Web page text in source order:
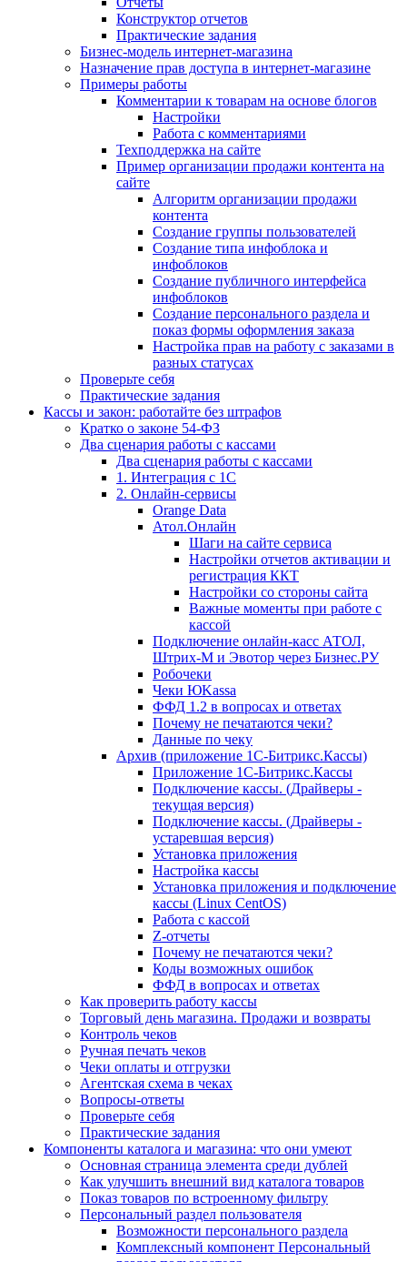
Конструктор отчетов
Практические задания
Бизнес-модель интернет-магазина
Назначение прав доступа в интернет-магазине
Примеры работы
Комментарии к товарам на основе блогов
Настройки
Работа с комментариями
Техподдержка на сайте
Пример организации продажи контента на
сайте
Алгоритм организации продажи
контента
Создание группы пользователей
Создание типа инфоблока и
инфоблоков
Создание публичного интерфейса
инфоблоков
Создание персонального раздела и
показ формы оформления заказа
Настройка прав на работу с заказами в
разных статусах
Проверьте себя
Практические задания
Кассы и закон: работайте без штрафов
Кратко о законе 54-ФЗ
Два сценария работы с кассами
Два сценария работы с кассами
1. Интеграция с 1С
2. Онлайн-сервисы
Orange Data
Атол.Онлайн
Шаги на сайте сервиса
Настройки отчетов активации и
регистрация ККТ
Настройки со стороны сайта
Важные моменты при работе с
кассой
Подключение онлайн-касс АТОЛ,
Штрих-М и Эвотор через Бизнес.РУ
Робочеки
Чеки ЮKassa
ФФД 1.2 в вопросах и ответах
Почему не печатаются чеки?
Данные по чеку
Архив (приложение 1С-Битрикс.Кассы)
Приложение 1С-Битрикс.Кассы
Подключение кассы. (Драйверы -
текущая версия)
Подключение кассы. (Драйверы -
устаревшая версия)
Установка приложения
Настройка кассы
Установка приложения и подключение
кассы (Linux CentOS)
Работа с кассой
Z-отчеты
Почему не печатаются чеки?
Коды возможных ошибок
ФФД в вопросах и ответах
Как проверить работу кассы
Торговый день магазина. Продажи и возвраты
Контроль чеков
Ручная печать чеков
Чеки оплаты и отгрузки
Агентская схема в чеках
Вопросы-ответы
Проверьте себя
Практические задания
Компоненты каталога и магазина: что они умеют
Основная страница элемента среди дублей
Как улучшить внешний вид каталога товаров
Показ товаров по встроенному фильтру
Персональный раздел пользователя
Возможности персонального раздела
Комплексный компонент Персональный